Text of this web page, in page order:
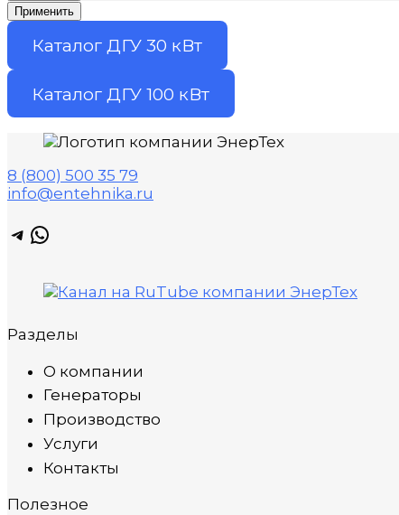
Применить
Каталог ДГУ 30 кВт
Каталог ДГУ 100 кВт
8 (800) 500 35 79
info@entehnika.ru
Telegram
WhatsApp
Разделы
О компании
Генераторы
Производство
Услуги
Контакты
Полезное